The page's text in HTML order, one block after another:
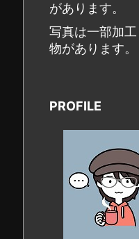
があります。
写真は一部加
物があります。
PROFILE